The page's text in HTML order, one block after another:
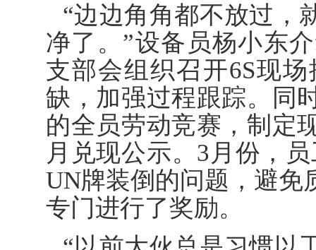
“边边角角都不放过，
净了。”设备员杨小东
支部会组织召开6S现
缺，加强过程跟踪。同
的全员劳动竞赛，制定
月兑现公示。3月份，
UN牌装倒的问题，避免
专门进行了奖励。